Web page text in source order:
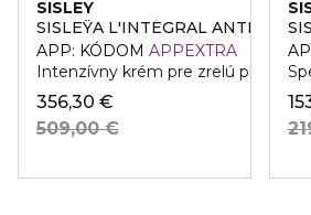
SISLEY
SISLEŸA L'INTÉGRAL ANTI-ÂGE
APP: KÓDOM APPEXTRA
Intenzívny krém pre zrelú pleť
356,30 €
509,00 €